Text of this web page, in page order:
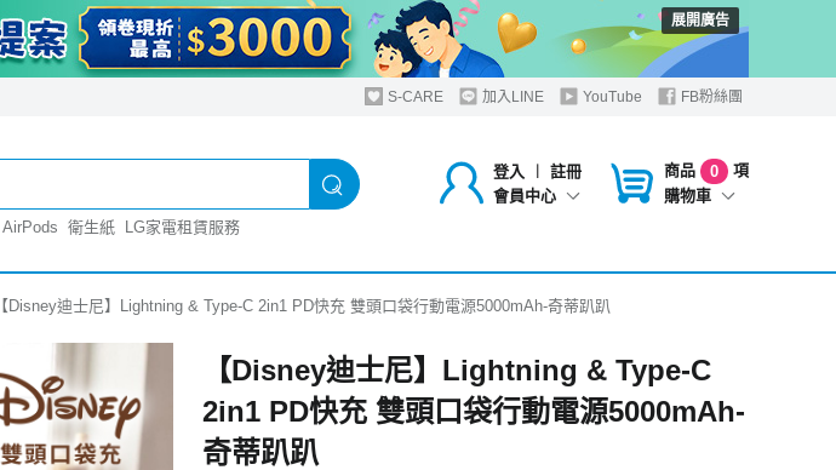
展開廣告
S-CARE 加入LINE YouTube FB粉絲團
登入 ︱
註冊
會員中心
商品 0
項
購物車
AirPods 衛生紙 LG家電租賃服務
【Disney迪士尼】Lightning & Type-C 2in1 PD快充 雙頭口袋行動電源5000mAh-奇蒂趴趴
【Disney迪士尼】Lightning & Type-C
2in1 PD快充 雙頭口袋行動電源5000mAh-
奇蒂趴趴